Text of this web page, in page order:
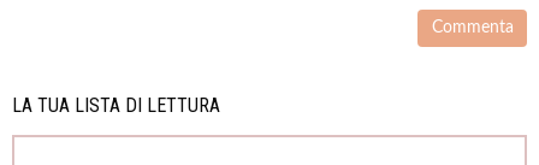
LA TUA LISTA DI LETTURA